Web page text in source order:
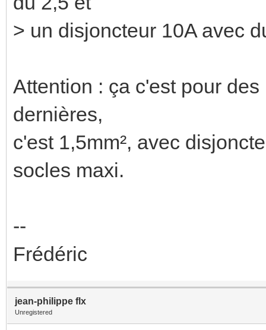
> un disjoncteur 10A avec
Attention : ça c'est pour
dernières,
c'est 1,5mm², avec
socles maxi.
--
Frédéric
jean-philippe flx
Unregistered